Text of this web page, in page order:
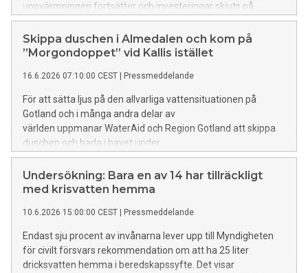
uppvärmningen fortsätter och investeringar skjuts på
framtiden. För att visa att man tar krisen på allvar behöver
Sverige införa en vattenminister efter höstens riksdagsval.
Skippa duschen i Almedalen och kom på
”Morgondoppet” vid Kallis istället
16.6.2026 07:10:00 CEST Pressmeddelande
För att sätta ljus på den allvarliga vattensituationen på
Gotland och i många andra delar av
världen uppmanar WaterAid och Region Gotland att skippa
duschen och bada i havet under
Almedalsveckan. ”Morgondoppet” anordnas vid Kallis
varje morgon kl. 08.00-10.00. WaterAid anordnar även
seminarier och mingel på plats i Almedalen, där bland annat
Undersökning: Bara en av 14 har tillräckligt
med krisvatten hemma
10.6.2026 15:00:00 CEST Pressmeddelande
Endast sju procent av invånarna lever upp till Myndigheten
för civilt försvars rekommendation om att ha 25 liter
dricksvatten hemma i beredskapssyfte. Det visar